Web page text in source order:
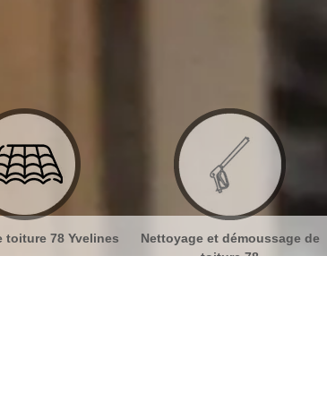
Nettoyage et démoussage de
toiture 78
Nettoyage et pose
78